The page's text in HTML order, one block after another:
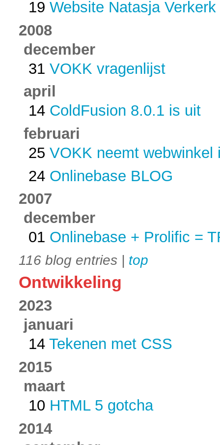
19 Website Natasja Verkerk
2008
december
31 VOKK vragenlijst
april
14 ColdFusion 8.0.1 is uit
februari
25 VOKK neemt webwinkel
24 Onlinebase BLOG
2007
december
01 Onlinebase + Prolific =
116 blog entries | top
Ontwikkeling
2023
januari
14 Tekenen met CSS
2015
maart
10 HTML 5 gotcha
2014